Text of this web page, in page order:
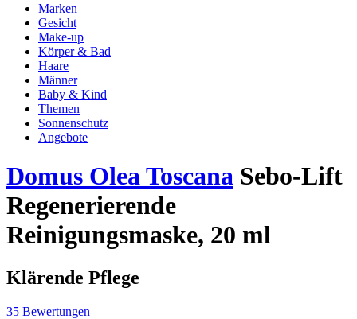
Marken
Gesicht
Make-up
Körper & Bad
Haare
Männer
Baby & Kind
Themen
Sonnenschutz
Angebote
Domus Olea Toscana Sebo-Lift
Regenerierende
Reinigungsmaske, 20 ml
Klärende Pflege
35 Bewertungen